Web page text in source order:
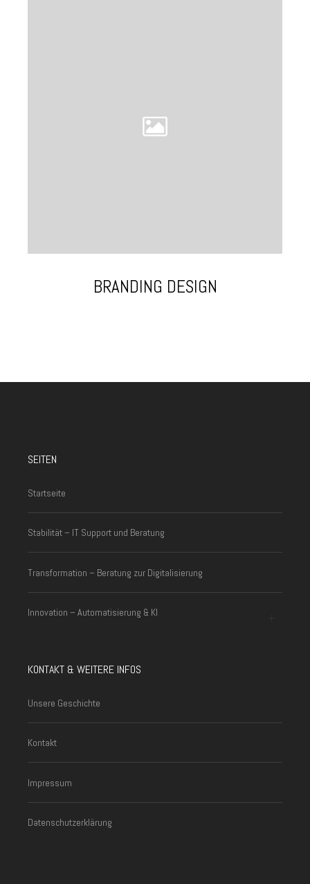
BRANDING DESIGN
SEITEN
Startseite
Stabilität – IT Support und Beratung
Transformation – Beratung zur Digitalisierung
Innovation – Automatisierung & KI
KONTAKT & WEITERE INFOS
Unsere Geschichte
Kontakt
Impressum
Datenschutzerklärung